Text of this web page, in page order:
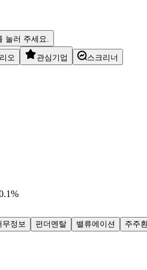
눌러 주세요.
오 관심기업
스크리너
무정보 펀더멘탈 밸류에이션 주주